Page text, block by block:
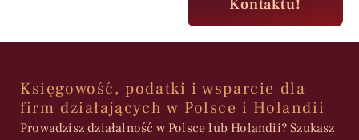
Kontaktu!
Księgowość, podatki i wsparcie dla
firm działających w Polsce i Holandii
Prowadzisz działalność w Polsce lub Holandii? Szukasz